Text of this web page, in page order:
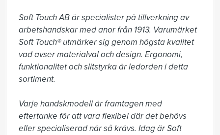
Soft Touch AB är specialister på tillverkning av
arbetshandskar med anor från 1913. Varumärket
Soft Touch® utmärker sig genom högsta kvalitet
vad avser materialval och design. Ergonomi,
funktionalitet och slitstyrka är ledorden i detta
sortiment.
Varje handskmodell är framtagen med
eftertanke för att vara flexibel där det behövs
eller specialiserad när så krävs. Idag är Soft